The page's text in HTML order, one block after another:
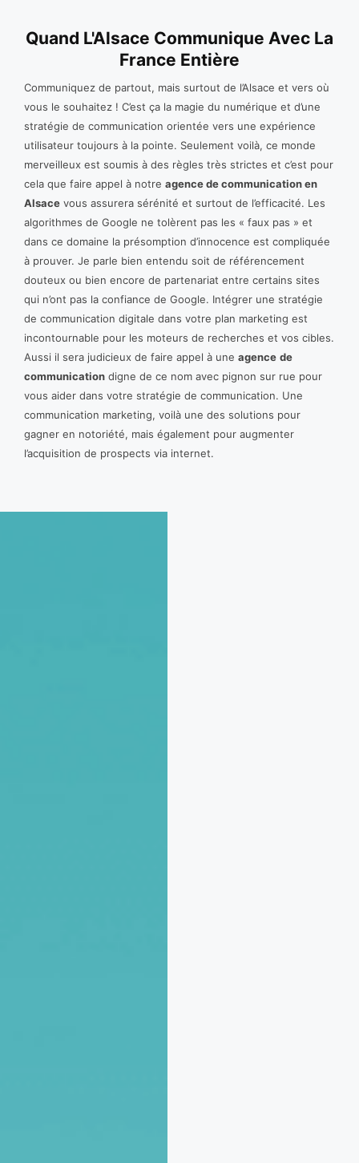
Quand L'Alsace Communique Avec La
France Entière
Communiquez de partout, mais surtout de l’Alsace et vers où
vous le souhaitez ! C’est ça la magie du numérique et d’une
stratégie de communication orientée vers une expérience
utilisateur toujours à la pointe. Seulement voilà, ce monde
merveilleux est soumis à des règles très strictes et c’est pour
cela que faire appel à notre agence de communication en
Alsace vous assurera sérénité et surtout de l’efficacité. Les
algorithmes de Google ne tolèrent pas les « faux pas » et
dans ce domaine la présomption d’innocence est compliquée
à prouver. Je parle bien entendu soit de référencement
douteux ou bien encore de partenariat entre certains sites
qui n’ont pas la confiance de Google. Intégrer une stratégie
de communication digitale dans votre plan marketing est
incontournable pour les moteurs de recherches et vos cibles.
Aussi il sera judicieux de faire appel à une agence de
communication digne de ce nom avec pignon sur rue pour
vous aider dans votre stratégie de communication. Une
communication marketing, voilà une des solutions pour
gagner en notoriété, mais également pour augmenter
l’acquisition de prospects via internet.